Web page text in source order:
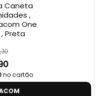
Caneta
,
One
, Preta
no cartão